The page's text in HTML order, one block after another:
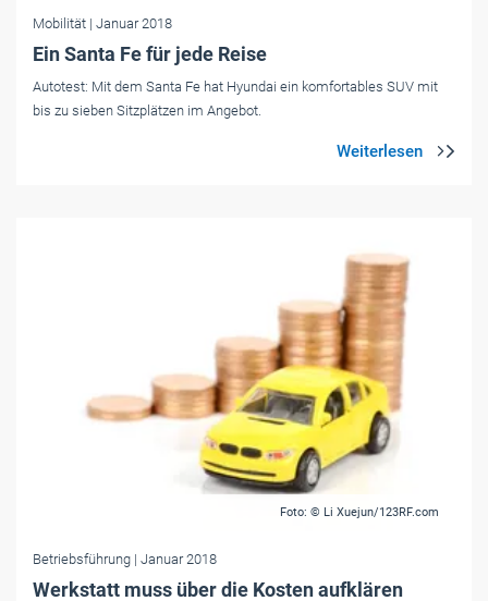
Mobilität | Januar 2018
Ein Santa Fe für jede Reise
Autotest: Mit dem Santa Fe hat Hyundai ein komfortables SUV mit
bis zu sieben Sitzplätzen im Angebot.
Foto: © Li Xuejun/123RF.com
Betriebsführung | Januar 2018
Werkstatt muss über die Kosten aufklären